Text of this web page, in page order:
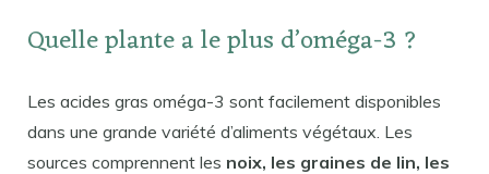
Quelle plante a le plus d’oméga-3 ?
Les acides gras oméga-3 sont facilement disponibles
dans une grande variété d’aliments végétaux. Les
sources comprennent les noix, les graines de lin, les